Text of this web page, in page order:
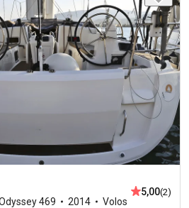
469 2014 Volos
5,00(2)